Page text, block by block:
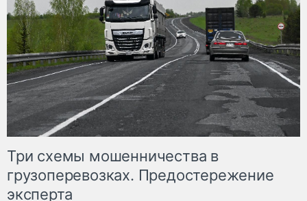
Три схемы мошенничества в
грузоперевозках. Предостережение
эксперта